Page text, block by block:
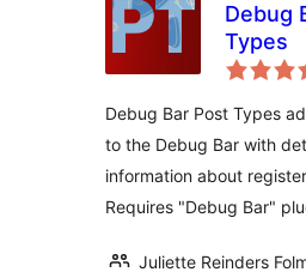
Debug
Types
Debug Bar Post Types
to the Debug Bar with
information about
Requires "Debug Bar"
Juliette Reinders